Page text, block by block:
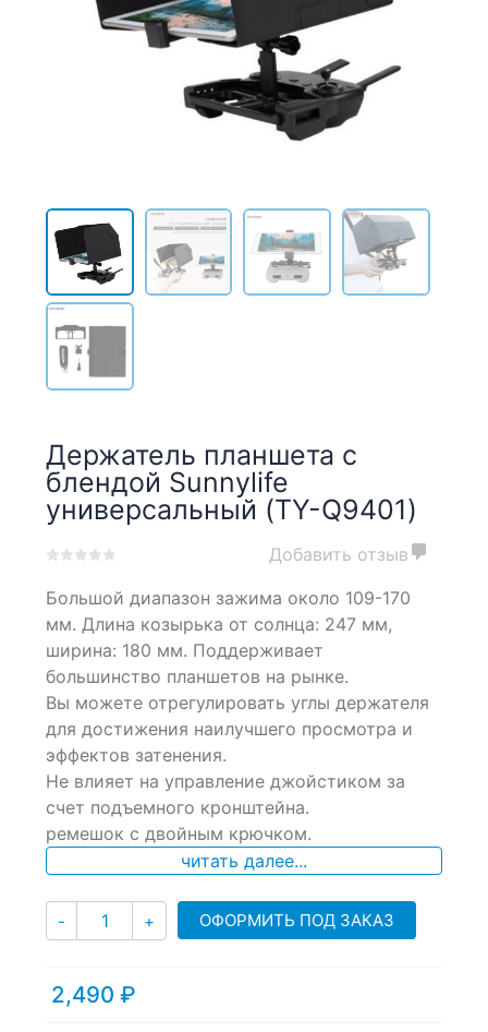
Держатель планшета с
блендой Sunnylife
универсальный (TY-Q9401)
out
based
on
customer
ratings
Добавить отзыв
Большой диапазон зажима около 109-170
мм. Длина козырька от солнца: 247 мм,
ширина: 180 мм. Поддерживает
большинство планшетов на рынке.
Вы можете отрегулировать углы держателя
для достижения наилучшего просмотра и
эффектов затенения.
Не влияет на управление джойстиком за
счет подъемного кронштейна.
ремешок с двойным крючком.
читать далее...
- Количество
+ ОФОРМИТЬ ПОД ЗАКАЗ
2,490 ₽